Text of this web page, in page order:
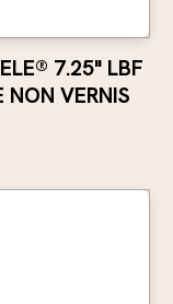
7.25" LBF
NON VERNIS